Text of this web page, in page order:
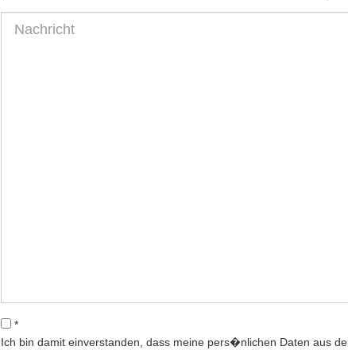
*
Ich bin damit einverstanden, dass meine pers�nlichen Daten aus